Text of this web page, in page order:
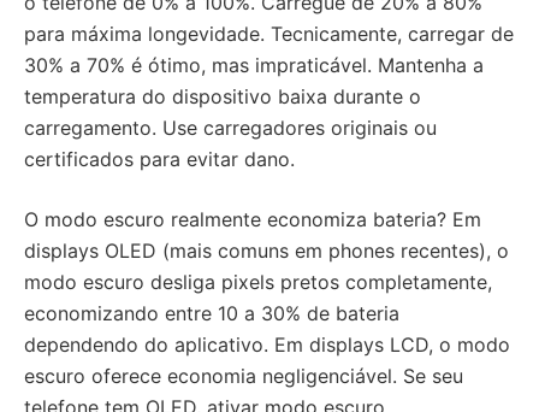
para máxima longevidade. Tecnicamente, carregar de
30% a 70% é ótimo, mas impraticável. Mantenha a
temperatura do dispositivo baixa durante o
carregamento. Use carregadores originais ou
certificados para evitar dano.
O modo escuro realmente economiza bateria? Em
displays OLED (mais comuns em phones recentes), o
modo escuro desliga pixels pretos completamente,
economizando entre 10 a 30% de bateria
dependendo do aplicativo. Em displays LCD, o modo
escuro oferece economia negligenciável. Se seu